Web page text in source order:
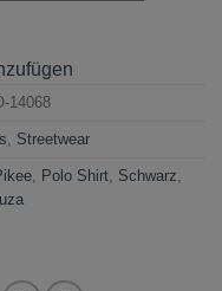
14068
Streetwear
Polo Shirt Schwarz